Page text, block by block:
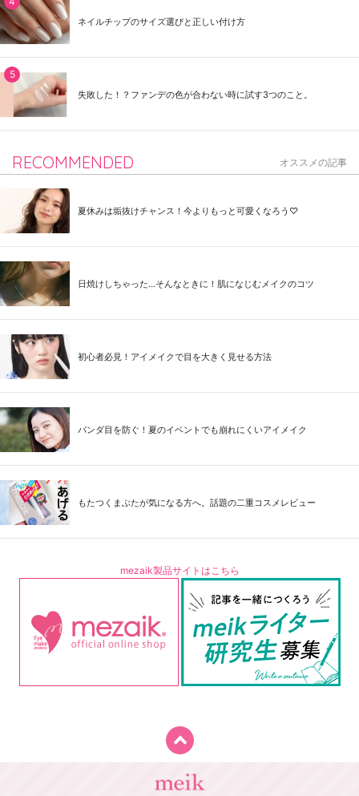
ネイルチップのサイズ選びと正しい付け方
失敗した！？ファンデの色が合わない時に試す3つのこと。
RECOMMENDED オススメの記事
夏休みは垢抜けチャンス！今よりもっと可愛くなろう♡
日焼けしちゃった...そんなときに！肌になじむメイクのコツ
初心者必見！アイメイクで目を大きく見せる方法
パンダ目を防ぐ！夏のイベントでも崩れにくいアイメイク
もたつくまぶたが気になる方へ。話題の二重コスメレビュー
mezaik製品サイトはこちら